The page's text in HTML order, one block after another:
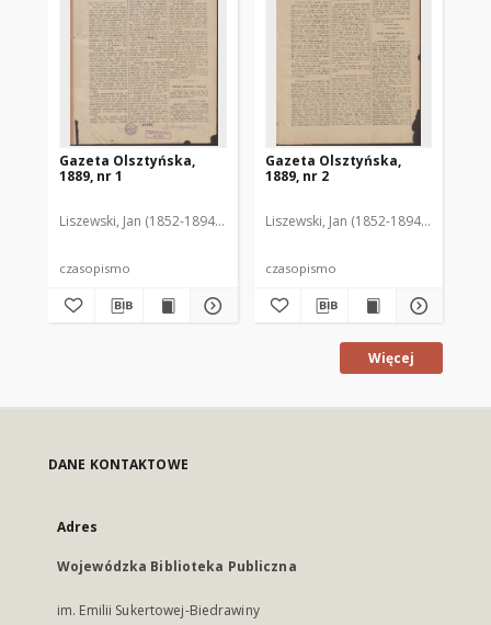
Gazeta Olsztyńska,
1889, nr 1
Liszewski, Jan (1852-1894). Red.
czasopismo
Gazeta Olsztyńska,
1889, nr 2
Liszewski, Jan (1852-1894). Red.
czasopismo
Więcej
DANE KONTAKTOWE
Adres
Wojewódzka Biblioteka Publiczna
im. Emilii Sukertowej-Biedrawiny